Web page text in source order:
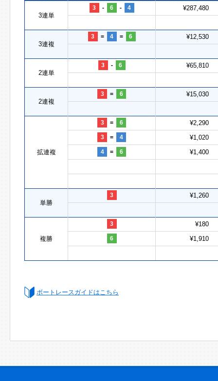
3連単
3 - 6 - 4 ¥287,480
3連複
3 = 4 = 6 ¥12,530
2連単
3 - 6 ¥65,810
2連複
3 = 6 ¥15,030
拡連複
3 = 6 ¥2,290
3 = 4 ¥1,020
4 = 6 ¥1,400
単勝
3 ¥1,260
複勝
3 ¥180
6 ¥1,910
ボートレースガイドはこちら